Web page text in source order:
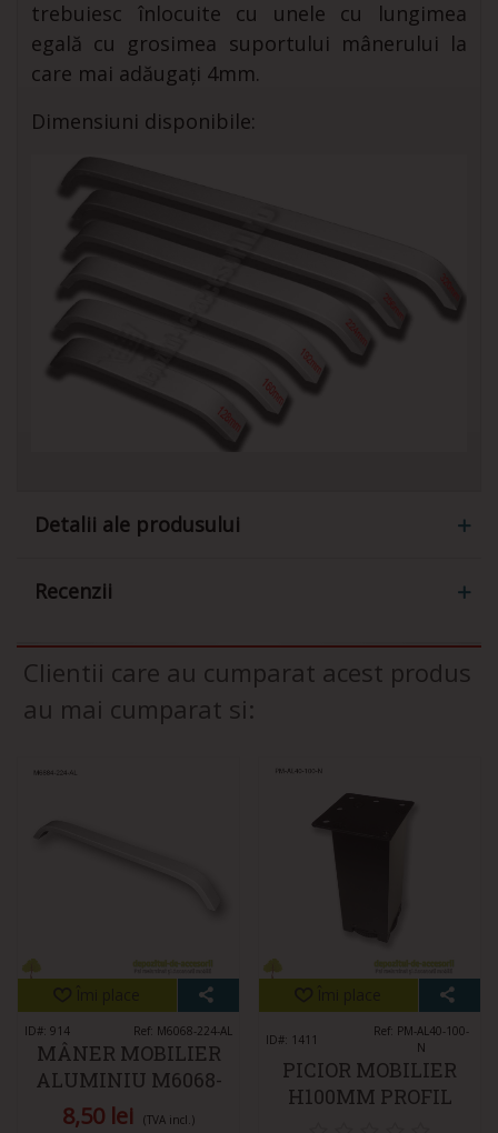
trebuiesc înlocuite cu unele cu lungimea
egală cu grosimea suportului mânerului la
care mai adăugați 4mm.
Dimensiuni disponibile:
Detalii ale produsului
Recenzii
Clientii care au cumparat acest produs
au mai cumparat si:
ID#: 914 Ref: M6068-224-AL
MÂNER MOBILIER
ALUMINIU M6068-
224-AL
8,50 lei (TVA incl.)
ID#: 1411
Ref: PM-AL40-100-
N
PICIOR MOBILIER
H100MM PROFIL